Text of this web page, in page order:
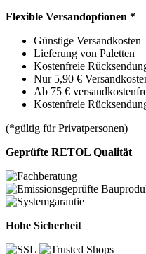
Flexible Versandoptionen *
Günstige Versandkosten
Lieferung von Paletten
Kostenfreie
Nur 5,90 €
Ab 75 €
Kostenfreie
(*gültig für Privatpersonen)
Geprüfte RETOL Qualität
Hohe Sicherheit